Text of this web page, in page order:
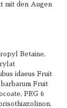
mit den Augen
Betaine,
idaeus Fruit
Fruit
PEG 6